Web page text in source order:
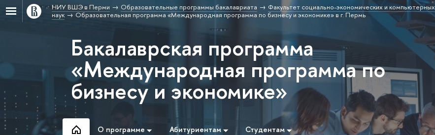
НИУ ВШЭ в Перми Образовательные программы бакалавриата
Факультет социально-экономических и компьютерных
наук
Образовательная программа «Международная программа по бизнесу и экономике» в г. Пермь
Бакалаврская программа
«Международная программа по
бизнесу и экономике»
О программе Абитуриентам Студентам